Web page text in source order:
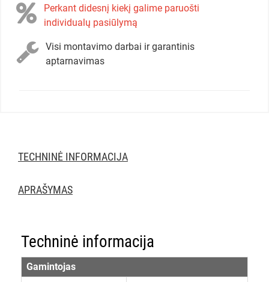
Perkant didesnį kiekį galime paruošti
individualų pasiūlymą
Visi montavimo darbai ir garantinis
aptarnavimas
TECHNINĖ INFORMACIJA
APRAŠYMAS
Techninė informacija
Gamintojas